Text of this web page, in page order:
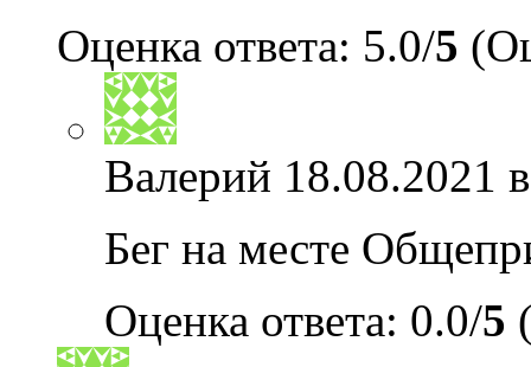
Оценка ответа: 5.0/5
Валерий 18.08.2021
Бег на месте
Оценка ответа: 0.0/5